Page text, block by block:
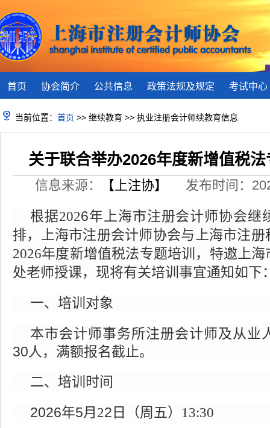
首页 协会简介 公共信息 政策法规及规定 考试中心
当前位置： 首页 >> 继续教育 >> 执业注册会计师续教育信息
关于联合举办2026年度新增值税
信息来源： 【上注协】 发布时间：
根据2026年上海市注册会计师协会继
排，上海市注册会计师协会与上海市注册
2026年度新增值税法专题培训， 特邀 上
处老师授课，现将有关培训事宜通知如下
一、培训对象
本市会计师事务所注册会计师及从业
30人，满额报名截止。
二、培训时间
2026年5月 22 日（周 五） 13:30